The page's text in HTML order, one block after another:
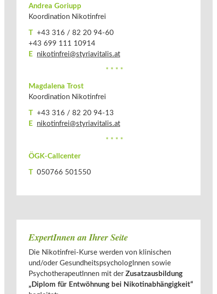
Andrea Goriupp
Koordination Nikotinfrei
T +43 316 / 82 20 94-60
+43 699 111 10914
E nikotinfrei@styriavitalis.at
* * * *
Magdalena Trost
Koordination Nikotinfrei
T +43 316 / 82 20 94-13
E
nikotinfrei@styriavitalis.at
* * * *
ÖGK-Callcenter
T 050766 501550
ExpertInnen an Ihrer Seite
Die Nikotinfrei-Kurse werden von klinischen
und/oder GesundheitspsychologInnen sowie
PsychotherapeutInnen mit der Zusatzausbildung
„Diplom für Entwöhnung bei Nikotinabhängigkeit“